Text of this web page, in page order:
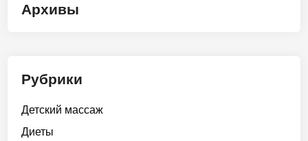
Архивы
Рубрики
Детский массаж
Диеты